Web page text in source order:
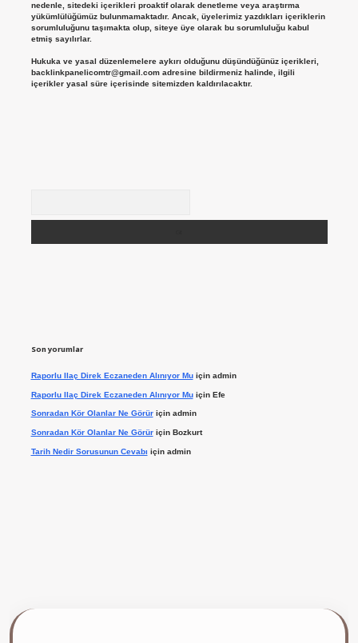
nedenle, sitedeki içerikleri proaktif olarak denetleme veya araştırma
yükümlülüğümüz bulunmamaktadır. Ancak, üyelerimiz yazdıkları içeriklerin
sorumluluğunu taşımakta olup, siteye üye olarak bu sorumluluğu kabul
etmiş sayılırlar.
Hukuka ve yasal düzenlemelere aykırı olduğunu düşündüğünüz içerikleri,
backlinkpanelicomtr@gmail.comadresine bildirmeniz halinde, ilgili
içerikler yasal süre içerisinde sitemizden kaldırılacaktır.
Son yorumlar
Raporlu Ilaç Direk Eczaneden Alınıyor Muiçin admin
Raporlu Ilaç Direk Eczaneden Alınıyor Muiçin Efe
Sonradan Kör Olanlar Ne Görüriçin admin
Sonradan Kör Olanlar Ne Görüriçin Bozkurt
Tarih Nedir Sorusunun Cevabı için admin